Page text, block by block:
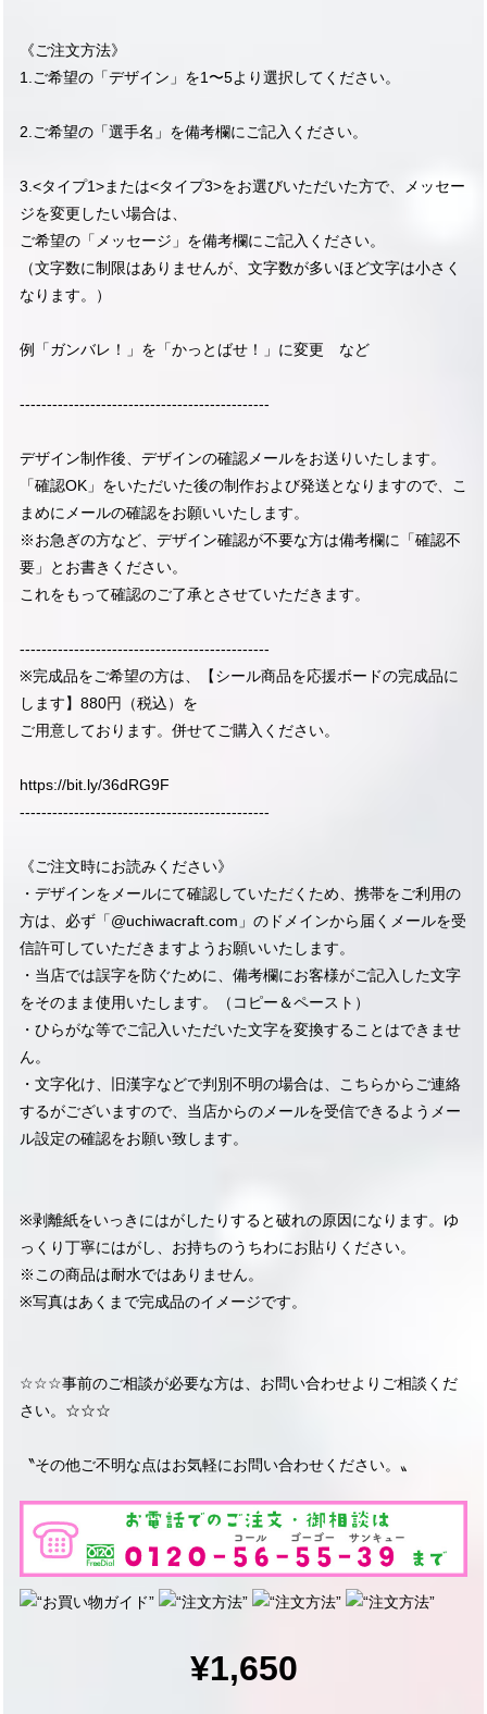
《ご注文方法》
1.ご希望の「デザイン」を1〜5より選択してください。
2.ご希望の「選手名」を備考欄にご記入ください。
3.<タイプ1>または<タイプ3>をお選びいただいた方で、メッセー
ジを変更したい場合は、
ご希望の「メッセージ」を備考欄にご記入ください。
（文字数に制限はありませんが、文字数が多いほど文字は小さく
なります。）
例「ガンバレ！」を「かっとばせ！」に変更 など
----------------------------------------------
デザイン制作後、デザインの確認メールをお送りいたします。
「確認OK」をいただいた後の制作および発送となりますので、こ
まめにメールの確認をお願いいたします。
※お急ぎの方など、デザイン確認が不要な方は備考欄に「確認不
要」とお書きください。
これをもって確認のご了承とさせていただきます。
----------------------------------------------
※完成品をご希望の方は、【シール商品を応援ボードの完成品に
します】880円（税込）を
ご用意しております。併せてご購入ください。
https://bit.ly/36dRG9F
----------------------------------------------
《ご注文時にお読みください》
・デザインをメールにて確認していただくため、携帯をご利用の
方は、必ず「@uchiwacraft.com」のドメインから届くメールを受
信許可していただきますようお願いいたします。
・当店では誤字を防ぐために、備考欄にお客様がご記入した文字
をそのまま使用いたします。（コピー＆ペースト）
・ひらがな等でご記入いただいた文字を変換することはできませ
ん。
・文字化け、旧漢字などで判別不明の場合は、こちらからご連絡
するがございますので、当店からのメールを受信できるようメー
ル設定の確認をお願い致します。
※剥離紙をいっきにはがしたりすると破れの原因になります。ゆ
っくり丁寧にはがし、お持ちのうちわにお貼りください。
※この商品は耐水ではありません。
※写真はあくまで完成品のイメージです。
☆☆☆事前のご相談が必要な方は、お問い合わせよりご相談くだ
さい。☆☆☆
〝その他ご不明な点はお気軽にお問い合わせください。〟
¥1,650